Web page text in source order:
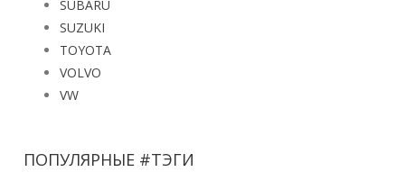
SUBARU
SUZUKI
TOYOTA
VOLVO
VW
ПОПУЛЯРНЫЕ #ТЭГИ